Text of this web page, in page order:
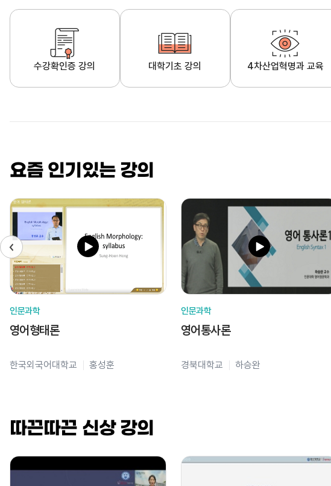
수강확인증 강의 대학기초 강의 4차산업혁명과 교육
요즘 인기있는 강의
인문과학
영어형태론
한국외국어대학교 홍성훈
인문과학
영어통사론
경북대학교 하승완
따끈따끈 신상 강의